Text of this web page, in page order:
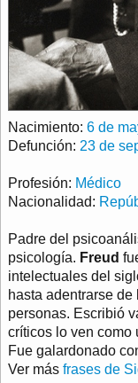
Nacimiento: 6 de
Defunción: 23 de
Profesión: Médico
Nacionalidad:
Padre del
psicología. Freud
intelectuales del
hasta adentrarse
personas. Escribió
críticos lo ven como
Fue galardonado
Ver más frases de